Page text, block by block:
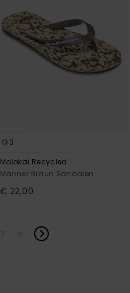
3
Molokai Recycled
Männer Braun Sandalen
€ 22,00